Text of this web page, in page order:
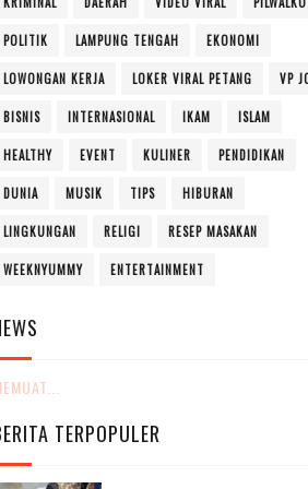
POLITIK LAMPUNG TENGAH EKONOMI
LOWONGAN KERJA LOKER VIRAL PETANG VP
BISNIS INTERNASIONAL IKAM ISLAM
HEALTHY EVENT KULINER PENDIDIKAN
DUNIA MUSIK TIPS HIBURAN
LINGKUNGAN RELIGI RESEP MASAKAN
WEEKNYUMMY ENTERTAINMENT
TERPOPULER